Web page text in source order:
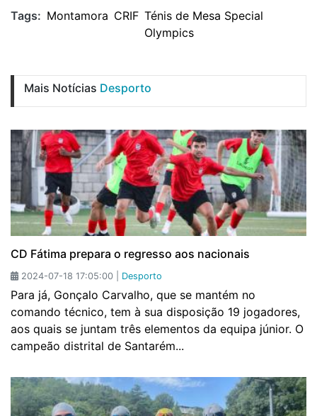
Tags: Montamora CRIF Ténis de Mesa Special
Olympics
Mais Notícias Desporto
CD Fátima prepara o regresso aos nacionais
2024-07-18 17:05:00 | Desporto
Para já, Gonçalo Carvalho, que se mantém no
comando técnico, tem à sua disposição 19 jogadores,
aos quais se juntam três elementos da equipa júnior. O
campeão distrital de Santarém...